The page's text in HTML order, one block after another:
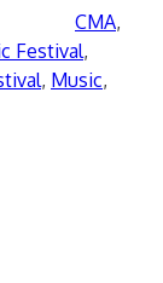
CMA,
Festival,
, Music,